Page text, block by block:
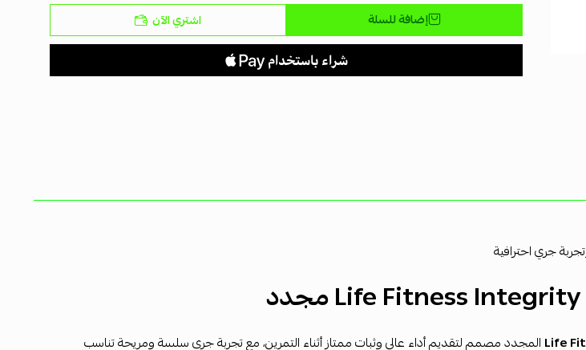
إضافة للسلة اشتري الآن
جري احترافية
Life المجدد مصمم لتقديم أداء عالي وثبات ممتاز أثناء التمرين، مع تجربة جري سلسة ومريحة تناسب